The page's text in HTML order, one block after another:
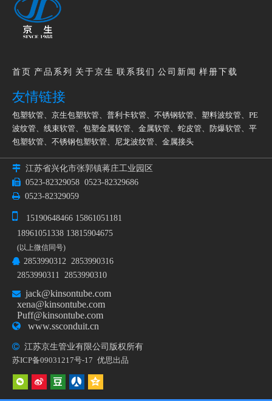
KBG管和JDG管的实用意义
KBG管和JDG管的形态成分
红外检測KBG管
首页 产品系列 关于京生 联系我们 公司新闻 样册下载
友情链接
包塑软管、 京生包塑软管、 普利卡软管、 不锈钢软管、 塑料波纹管、 PE
波纹管、 线束软管、 包塑金属软管、 金属软管、 蛇皮管、 防爆软管、 平
包塑软管、 不锈钢包塑软管、 尼龙波纹管、 金属接头
 江苏省兴化市张郭镇蒋庄工业园区
 0523-82329058 0523-82329686
 0523-82329059

15190648466 15861051181
18961051338 13815904675
(以上微信同号)
 2853990312 2853990316
2853990311 2853990310
 jack@kinsontube.com
xena@kinsontube.com
Puff@kinsontube.com
 www.ssconduit.cn
 江苏京生管业有限公司版权所有
苏ICP备09031217号-17 优思出品